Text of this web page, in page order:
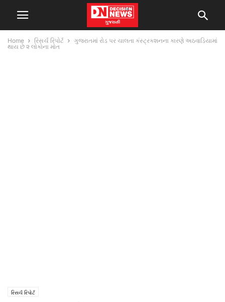
Home રિસર્ચ રિપોર્ટ
ગુજરાતમાં રોડ પર ચાલતા કંસ્ટ્રક્શનના કારણે અઠવાડિયામાં
થાય છે ૨ લોકોના મોત
રિસર્ચ રિપોર્ટ